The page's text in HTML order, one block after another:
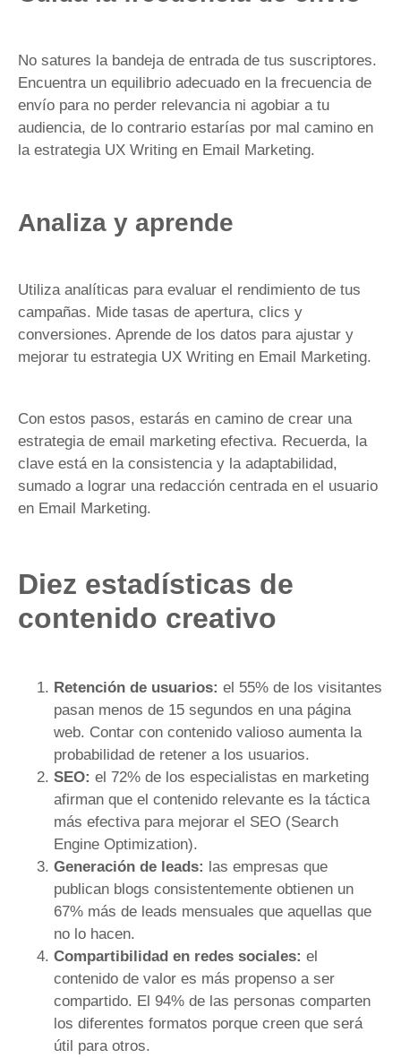
No satures la bandeja de entrada de tus suscriptores.
Encuentra un equilibrio adecuado en la frecuencia de
envío para no perder relevancia ni agobiar a tu
audiencia, de lo contrario estarías por mal camino en
la estrategia UX Writing en Email Marketing.
Analiza y aprende
Utiliza analíticas para evaluar el rendimiento de tus
campañas. Mide tasas de apertura, clics y
conversiones. Aprende de los datos para ajustar y
mejorar tu estrategia UX Writing en Email Marketing.
Con estos pasos, estarás en camino de crear una
estrategia de email marketing efectiva. Recuerda, la
clave está en la consistencia y la adaptabilidad,
sumado a lograr una redacción centrada en el usuario
en Email Marketing.
Diez estadísticas de
contenido creativo
Retención de usuarios: el 55% de los visitantes
pasan menos de 15 segundos en una página
web. Contar con contenido valioso aumenta la
probabilidad de retener a los usuarios.
SEO: el 72% de los especialistas en marketing
afirman que el contenido relevante es la táctica
más efectiva para mejorar el SEO (Search
Engine Optimization).
Generación de leads: las empresas que
publican blogs consistentemente obtienen un
67% más de leads mensuales que aquellas que
no lo hacen.
Compartibilidad en redes sociales: el
contenido de valor es más propenso a ser
compartido. El 94% de las personas comparten
los diferentes formatos porque creen que será
útil para otros.